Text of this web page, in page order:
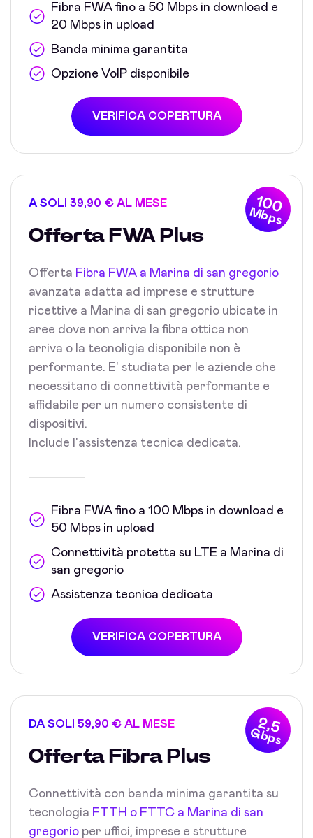
Fibra FWA fino a 50 Mbps in download e
20 Mbps in upload
Banda minima garantita
Opzione VoIP disponibile
VERIFICA COPERTURA
100
Mbps
A SOLI 39,90 € AL MESE
Offerta FWA Plus
Offerta Fibra FWA a Marina di san gregorio
avanzata adatta ad imprese e strutture
ricettive a Marina di san gregorio ubicate in
aree dove non arriva la fibra ottica non
arriva o la tecnoligia disponibile non è
performante. E' studiata per le aziende che
necessitano di connettività performante e
affidabile per un numero consistente di
dispositivi.
Include l'assistenza tecnica dedicata.
Fibra FWA fino a 100 Mbps in download e
50 Mbps in upload
Connettività protetta su LTE a Marina di
san gregorio
Assistenza tecnica dedicata
VERIFICA COPERTURA
2,5
Gbps
DA SOLI 59,90 € AL MESE
Offerta Fibra Plus
Connettività con banda minima garantita su
tecnologia FTTH o FTTC a Marina di san
gregorio per uffici, imprese e strutture